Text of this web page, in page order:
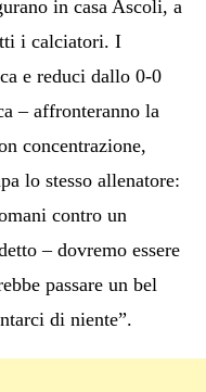
in casa Ascoli, a
i calciatori. I
e reduci dallo 0-0
– affronteranno la
concentrazione,
lo stesso allenatore:
contro un
– dovremo essere
passare un bel
di niente”.